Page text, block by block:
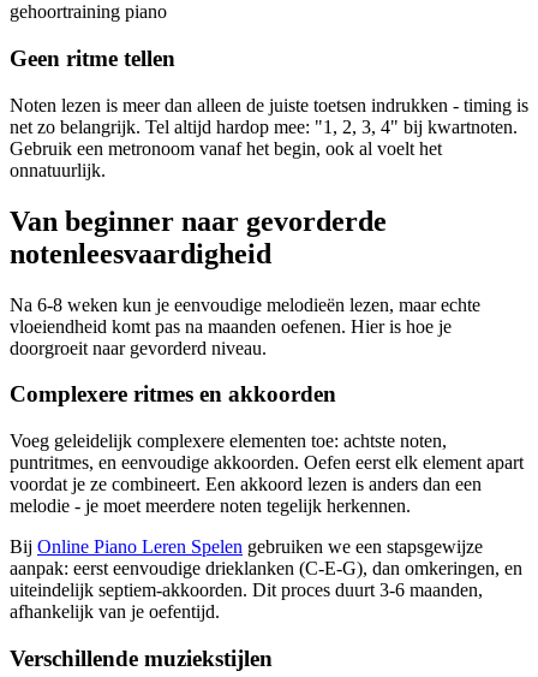
gehoortraining piano
Geen ritme tellen
Noten lezen is meer dan alleen de juiste toetsen indrukken - timing is
net zo belangrijk. Tel altijd hardop mee: "1, 2, 3, 4" bij kwartnoten.
Gebruik een metronoom vanaf het begin, ook al voelt het
onnatuurlijk.
Van beginner naar gevorderde
notenleesvaardigheid
Na 6-8 weken kun je eenvoudige melodieën lezen, maar echte
vloeiendheid komt pas na maanden oefenen. Hier is hoe je
doorgroeit naar gevorderd niveau.
Complexere ritmes en akkoorden
Voeg geleidelijk complexere elementen toe: achtste noten,
puntritmes, en eenvoudige akkoorden. Oefen eerst elk element apart
voordat je ze combineert. Een akkoord lezen is anders dan een
melodie - je moet meerdere noten tegelijk herkennen.
Bij Online Piano Leren Spelen gebruiken we een stapsgewijze
aanpak: eerst eenvoudige drieklanken (C-E-G), dan omkeringen, en
uiteindelijk septiem-akkoorden. Dit proces duurt 3-6 maanden,
afhankelijk van je oefentijd.
Verschillende muziekstijlen